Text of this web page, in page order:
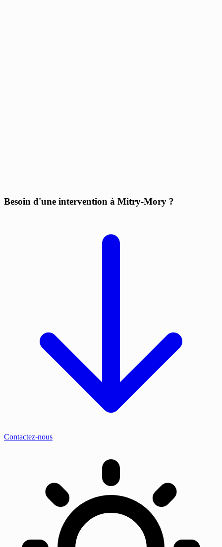
Besoin d'une intervention à Mitry-Mory ?
Contactez-nous